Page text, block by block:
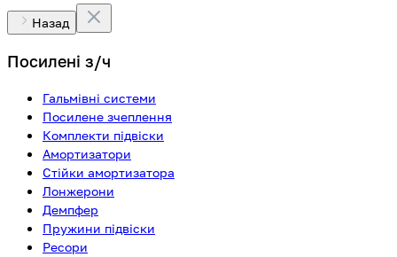
Назад
Посилені з/ч
Гальмівні системи
Посилене зчеплення
Комплекти підвіски
Амортизатори
Стійки амортизатора
Лонжерони
Демпфер
Пружини підвіски
Ресори